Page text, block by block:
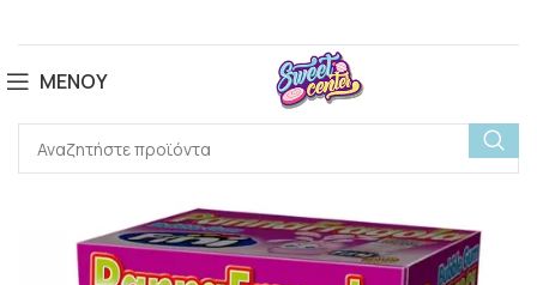
ΜΕΝΟΎ